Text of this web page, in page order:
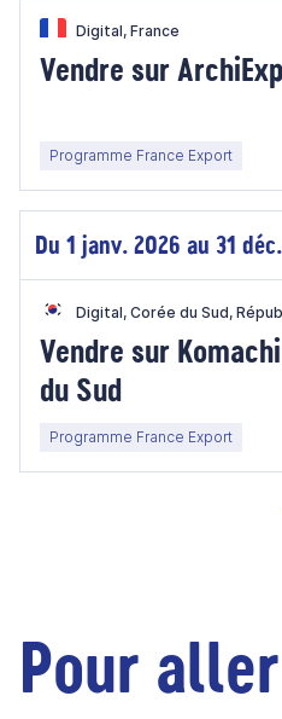
Digital, France
Vendre sur
Programme France Export
Du 1 janv. 2026 au 31
Digital, Corée du Sud,
Vendre sur
du Sud
Programme France Export
Pour